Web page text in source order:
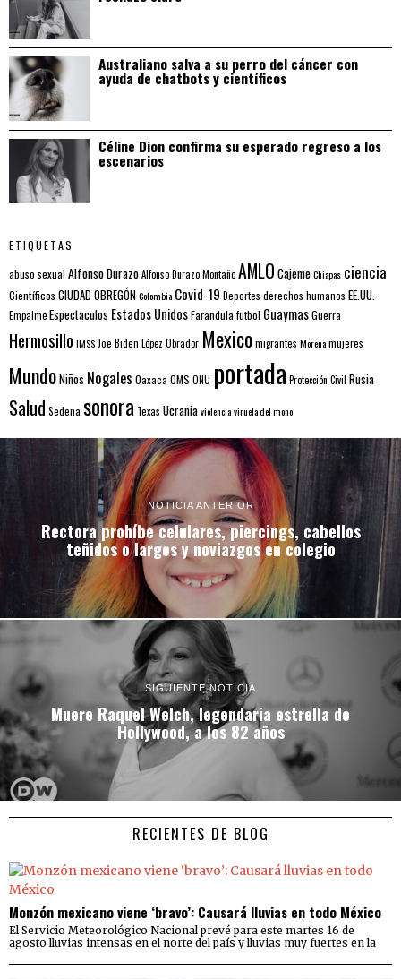
Australiano salva a su perro del cáncer con
ayuda de chatbots y científicos
Céline Dion confirma su esperado regreso a los
escenarios
ETIQUETAS
abuso sexual Alfonso DurazoAlfonso Durazo MontañoAMLO CajemeChiapas ciencia
Científicos CIUDAD OBREGÓNColombia Covid-19 Deportes derechos humanos EE.UU.
EmpalmeEspectaculos Estados UnidosFarandula futbol GuaymasGuerra
Hermosillo IMSS Joe Biden López Obrador Mexicomigrantes Morenamujeres
MundoNiños Nogales Oaxaca OMS ONU portada Protección Civil Rusia
Salud Sedena sonora Texas Ucraniaviolenciaviruela del mono
NOTICIA ANTERIOR
Rectora prohíbe celulares, piercings, cabellos
teñidos o largos y noviazgos en colegio
SIGUIENTE NOTICIA
Muere Raquel Welch, legendaria estrella de
Hollywood, a los 82 años
RECIENTES DE BLOG
Monzón mexicano viene ‘bravo’: Causará lluvias en todo México
El Servicio Meteorológico Nacional prevé para este martes 16 de
agosto lluvias intensas en el norte del país y lluvias muy fuertes en la